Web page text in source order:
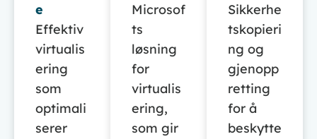
e
Effektiv
virtualis
ering
som
optimali
serer
Microsof
ts
løsning
for
virtualis
ering,
som gir
Sikkerhe
tskopieri
ng og
gjenopp
retting
for å
beskytte